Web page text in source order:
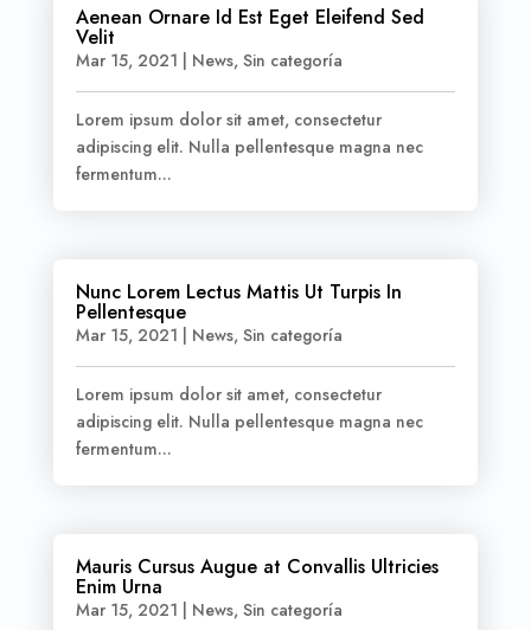
Aenean Ornare Id Est Eget Eleifend Sed
Velit
Mar 15, 2021 | News, Sin categoría
Lorem ipsum dolor sit amet, consectetur
adipiscing elit. Nulla pellentesque magna nec
fermentum...
Nunc Lorem Lectus Mattis Ut Turpis In
Pellentesque
Mar 15, 2021 | News, Sin categoría
Lorem ipsum dolor sit amet, consectetur
adipiscing elit. Nulla pellentesque magna nec
fermentum...
Mauris Cursus Augue at Convallis Ultricies
Enim Urna
Mar 15, 2021 | News, Sin categoría